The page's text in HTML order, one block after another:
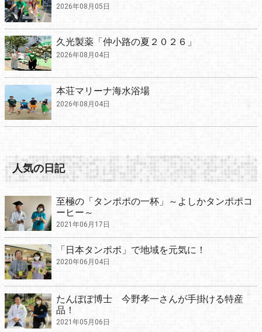
2026年08月05日
久光製薬「仲小路の夏２０２６」
2026年08月04日
本荘マリーナ海水浴場
2026年08月04日
人気の日記
至極の「タンポポの一杯」～よしかタンポポコ
ーヒー～
2021年06月17日
「日本タンポポ」で地域を元気に！
2020年06月04日
たんぽぽ博士 今野孝一さんが手掛ける特産
品！
2021年05月06日